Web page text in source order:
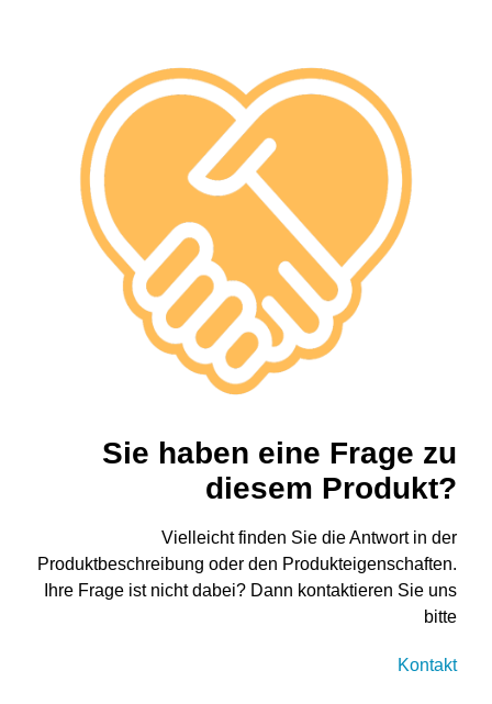
Sie haben eine Frage zu
diesem Produkt?
Vielleicht finden Sie die Antwort in der
Produktbeschreibung oder den Produkteigenschaften.
Ihre Frage ist nicht dabei? Dann kontaktieren Sie uns
bitte
Kontakt